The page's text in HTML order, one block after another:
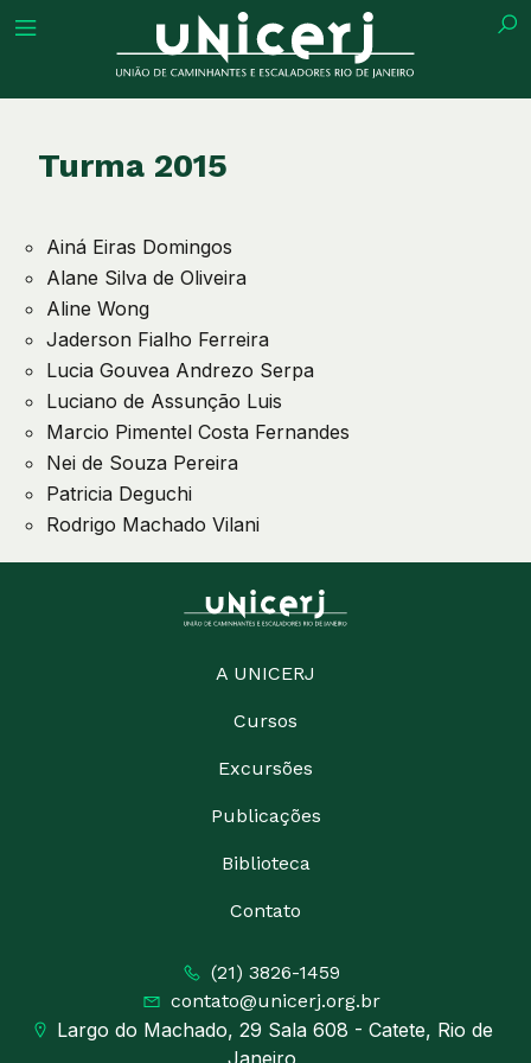
Turma 2015
Ainá Eiras Domingos
Alane Silva de Oliveira
Aline Wong
Jaderson Fialho Ferreira
Lucia Gouvea Andrezo Serpa
Luciano de Assunção Luis
Marcio Pimentel Costa Fernandes
Nei de Souza Pereira
Patricia Deguchi
Rodrigo Machado Vilani
A UNICERJ
Cursos
Excursões
Publicações
Biblioteca
Contato
(21) 3826-1459
contato@unicerj.org.br
Largo do Machado, 29 Sala 608 - Catete, Rio de
Janeiro